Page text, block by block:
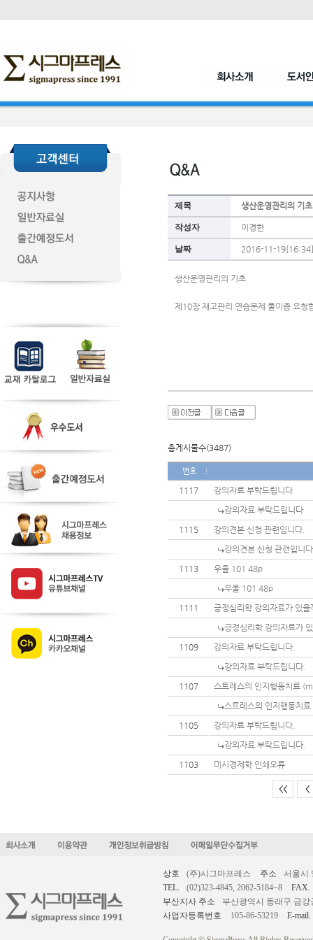
제목 생산운영관리의 기
작성자 이경한
날짜 2016-11-19[16:34]
생산운영관리의 기초
제10장 재고관리 연습문제 풀이좀 요청
총게시물수(3487)
번호
1117
강의자료 부탁드립니다
강의자료 부탁드립니다
1115
강의견본 신청 관련입니다.
강의견본 신청 관련입니
1113
우울 101 48p
우울 101 48p
1111
긍정심리학 강의자료가 있을
긍정심리학 강의자료가
1109
강의자료 부탁드립니다.
강의자료 부탁드립니다.
1107
스트레스의 인지행동치료
스트레스의 인지행동치
1105
강의자료 부탁드립니다.
강의자료 부탁드립니다.
1103
미시경제학 인쇄오류
<< <
상호 (주)시그마프레스 주소
서울시
TEL.
(02)323-4845, 2062-5184~8
FAX.
부산지사 주소
부산광역시 동래구 금강
사업자등록번호
105-86-53219 E-mail.